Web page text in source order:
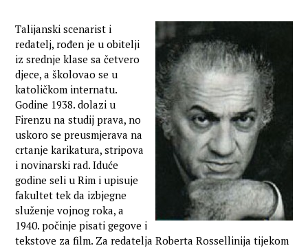
Talijanski scenarist i
redatelj, rođen je u obitelji
iz srednje klase sa četvero
djece, a školovao se u
katoličkom internatu.
Godine 1938. dolazi u
Firenzu na studij prava, no
uskoro se preusmjerava na
crtanje karikatura, stripova
i novinarski rad. Iduće
godine seli u Rim i upisuje
fakultet tek da izbjegne
služenje vojnog roka, a
1940. počinje pisati gegove i
tekstove za film. Za redatelja Roberta Rossellinija tijekom